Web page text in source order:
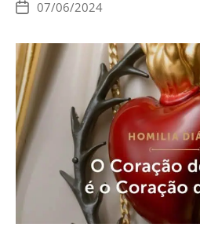
Inferno
Data
publicação
07/06/2024